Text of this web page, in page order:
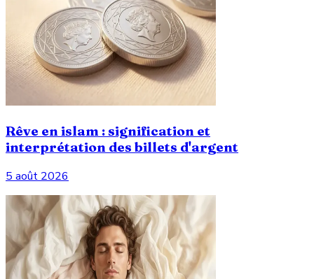
Rêve en islam : signification et
interprétation des billets d'argent
5 août 2026